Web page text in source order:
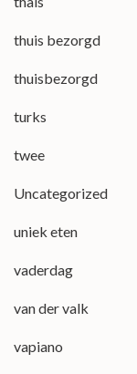
thuis bezorgd
thuisbezorgd
turks
twee
Uncategorized
uniek eten
vaderdag
van der valk
vapiano